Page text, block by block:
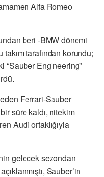
Alfa Romeo
beri -BMW dönemi
takım tarafından korundu;
“Sauber Engineering”
Ferrari-Sauber
bir süre kaldı, nitekim
Audi ortaklığıyla
gelecek sezondan
Sauber’in